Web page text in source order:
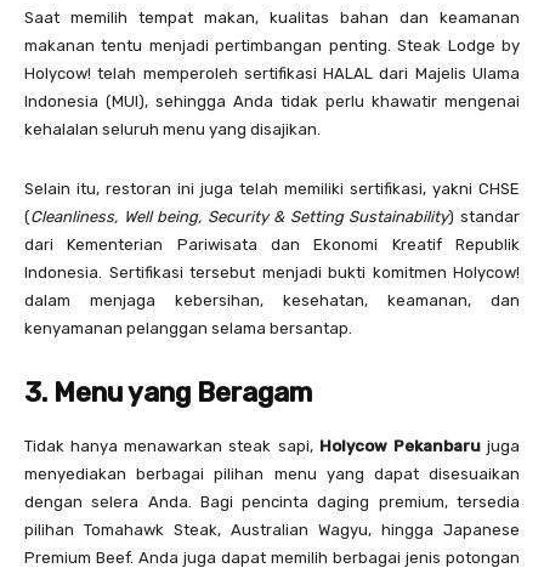
Saat memilih tempat makan, kualitas bahan dan keamanan
makanan tentu menjadi pertimbangan penting. Steak Lodge by
Holycow! telah memperoleh sertifikasi HALAL dari Majelis Ulama
Indonesia (MUI), sehingga Anda tidak perlu khawatir mengenai
kehalalan seluruh menu yang disajikan.
Selain itu, restoran ini juga telah memiliki sertifikasi, yakni CHSE
(Cleanliness, Well being, Security & Setting Sustainability) standar
dari Kementerian Pariwisata dan Ekonomi Kreatif Republik
Indonesia. Sertifikasi tersebut menjadi bukti komitmen Holycow!
dalam menjaga kebersihan, kesehatan, keamanan, dan
kenyamanan pelanggan selama bersantap.
3. Menu yang Beragam
Tidak hanya menawarkan steak sapi, Holycow Pekanbarujuga
menyediakan berbagai pilihan menu yang dapat disesuaikan
dengan selera Anda. Bagi pencinta daging premium, tersedia
pilihan Tomahawk Steak, Australian Wagyu, hingga Japanese
Premium Beef. Anda juga dapat memilih berbagai jenis potongan